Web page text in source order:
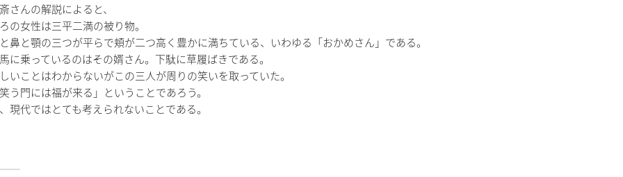
さんの解説によると、
の女性は三平二満の被り物。
鼻と顎の三つが平らで頬が二つ高く豊かに満ちている、いわゆる「おかめさん」である。
に乗っているのはその婿さん。下駄に草履ばきである。
いことはわからないがこの三人が周りの笑いを取っていた。
う門には福が来る」ということであろう。
現代ではとても考えられないことである。